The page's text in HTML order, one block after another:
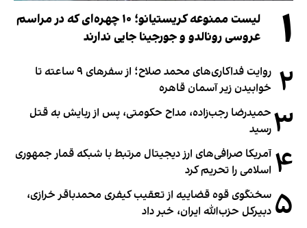
۱
لیست ممنوعه کریستیانو؛ ۱۰ چهره‌ای که در مراسم
عروسی رونالدو و جورجینا جایی ندارند
۲
روایت فداکاری‌های محمد صلاح؛ از سفرهای ۹ ساعته تا
خوابیدن زیر آسمان قاهره
۳ حمیدرضا رجب‌زاده، مداح حکومتی، پس از ربایش به قتل
رسید
۴ آمریکا صرافی‌های ارز دیجیتال مرتبط با شبکه قمار جمهوری
اسلامی را تحریم کرد
۵ سخنگوی قوه قضاییه از تعقیب کیفری محمدباقر خرازی،
دبیر‌کل حزب‌الله ایران، خبر داد